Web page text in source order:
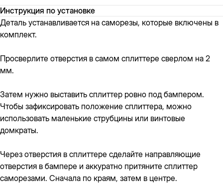
Инструкция по установке
Деталь устанавливается на саморезы, которые включены в
комплект.
Просверлите отверстия в самом сплиттере сверлом на 2
мм.
Затем нужно выставить сплиттер ровно под бампером.
Чтобы зафиксировать положение сплиттера, можно
использовать маленькие струбцины или винтовые
домкраты.
Через отверстия в сплиттере сделайте направляющие
отверстия в бампере и аккуратно притяните сплиттер
саморезами. Сначала по краям, затем в центре.